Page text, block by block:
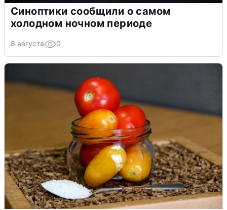
Синоптики сообщили о самом
холодном ночном периоде
8 августа 0